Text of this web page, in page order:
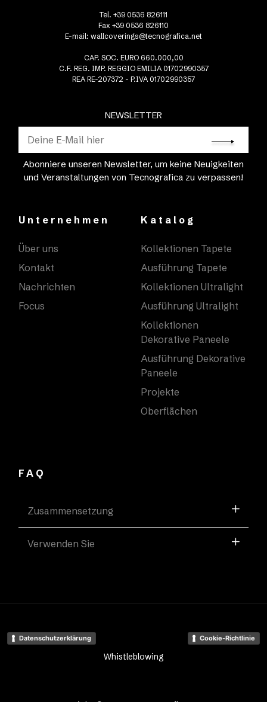
NEWSLETTER
Abonniere unseren Newsletter, um keine Neuigkeiten
und Veranstaltungen von Tecnografica zu verpassen!
Tel. +39 0536 826111
Fax +39 0536 826110
E-mail: wallcoverings@tecnografica.net
CAP. SOC. EURO 660.000,00
C.F. REG. IMP. REGGIO EMILIA 01702990357
REA RE-207372 - P.IVA 01702990357
Unternehmen
Über uns
Kontakt
Nachrichten
Focus
Katalog
Kollektionen Tapete
Ausführung Tapete
Kollektionen Ultralight
Ausführung Ultralight
Kollektionen
Dekorative Paneele
Ausführung Dekorative
Paneele
Projekte
Oberflächen
FAQ
Zusammensetzung
Verwenden Sie
Datenschutzerklärung Cookie-Richtlinie
Whistleblowing